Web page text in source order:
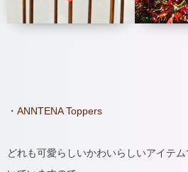
・ANNTENA Toppers
どれも可愛らしいかわいらしいアイテ